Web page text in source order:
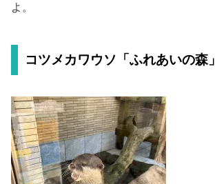
よ。
コツメカワウソ「ふれあいの森」